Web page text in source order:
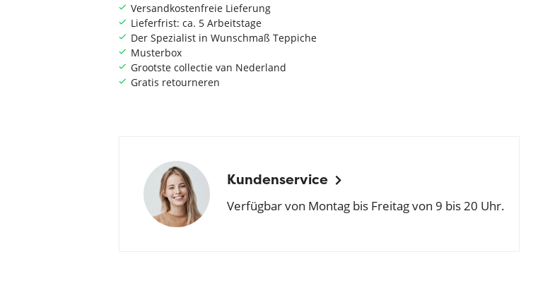
Versandkostenfreie Lieferung
Lieferfrist: ca. 5 Arbeitstage
Der Spezialist in Wunschmaß Teppiche
Musterbox
Grootste collectie van Nederland
Gratis retourneren
Kundenservice
Verfügbar von Montag bis Freitag von 9 bis 20 Uhr.